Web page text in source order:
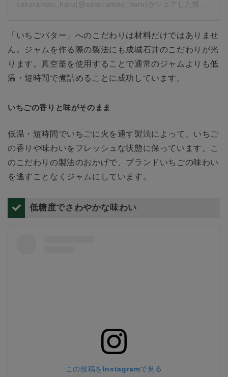
「いちごバター」へのこだわりは材料だけではありませ
ん。ジャムを作る際の製法にも成城石井のこだわりが光
ります。真空釜を使用することで通常のジャムよりも低
温・短時間で煮詰めることに成功しています。
いちごの香りと味がそのまま
低温・短時間でいちごに火を通す製法によって、いちご
の香りや味わいをフレッシュな状態に保っています。こ
のこだわりの製法のおかげで、ブランドいちごの味わい
を逃すことなくジャムにしています。
低糖度でさわやかな味わい
この投稿をInstagramで見る